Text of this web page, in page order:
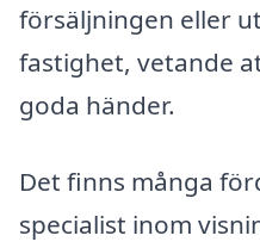
försäljningen eller
fastighet, vetande
goda händer.
Det finns många
specialist inom